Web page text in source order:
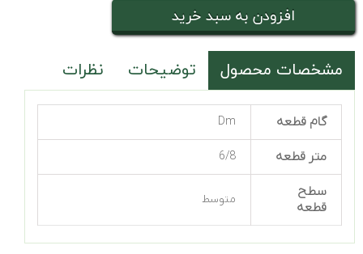
افزودن به سبد خرید
مشخصات محصول توضیحات نظرات
گام قطعه Dm
متر قطعه 6/8
سطح
قطعه
متوسط